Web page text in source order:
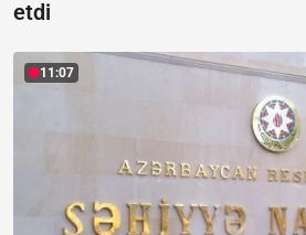
etdi
11:07